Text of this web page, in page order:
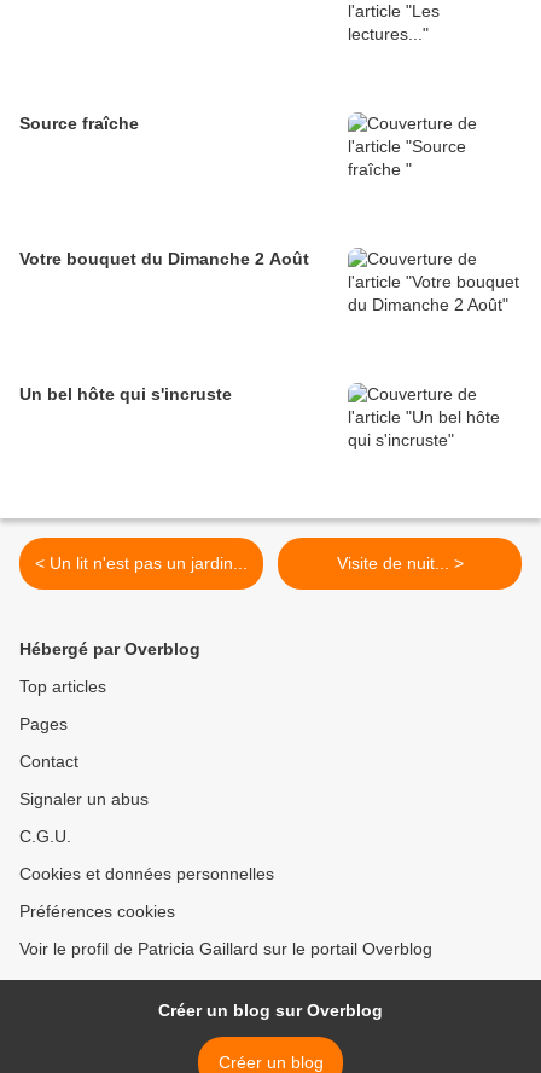
Source fraîche
Votre bouquet du Dimanche 2 Août
Un bel hôte qui s'incruste
< Un lit n'est pas un jardin... Visite de nuit... >
Hébergé par Overblog
Top articles
Pages
Contact
Signaler un abus
C.G.U.
Cookies et données personnelles
Préférences cookies
Voir le profil de Patricia Gaillard sur le portail Overblog
Créer un blog sur Overblog
Créer un blog